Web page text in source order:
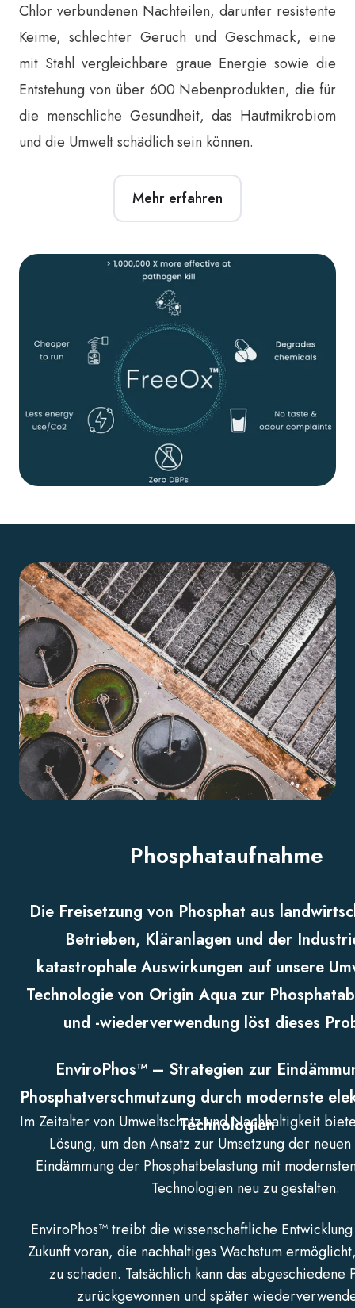
Chlor verbundenen Nachteilen, darunter resistente
Keime, schlechter Geruch und Geschmack, eine
mit Stahl vergleichbare graue Energie sowie die
Entstehung von über 600 Nebenprodukten, die für
die menschliche Gesundheit, das Hautmikrobiom
und die Umwelt schädlich sein können.
Mehr erfahren
Phosphataufnahme
Die Freisetzung von Phosphat aus
Betrieben, Kläranlagen und der
katastrophale Auswirkungen auf unsere
Technologie von Origin Aqua zur
und -wiederverwendung löst dieses
EnviroPhos™ – Strategien zur
Phosphatverschmutzung durch modernste
Technologien
Im Zeitalter von Umweltschutz und Nachhaltigkeit
Lösung, um den Ansatz zur Umsetzung der
Eindämmung der Phosphatbelastung mit
Technologien neu zu gestalten.
EnviroPhos™ treibt die wissenschaftliche
Zukunft voran, die nachhaltiges Wachstum
zu schaden. Tatsächlich kann das abgeschiedene
zurückgewonnen und später